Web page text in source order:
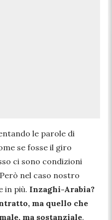
le parole di
se fosse il giro
ci sono condizioni
nel caso nostro
in più. Inzaghi-Arabia?
ma quello che
ma sostanziale.